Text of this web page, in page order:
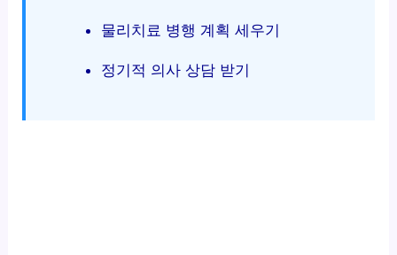
물리치료 병행 계획 세우기
정기적 의사 상담 받기